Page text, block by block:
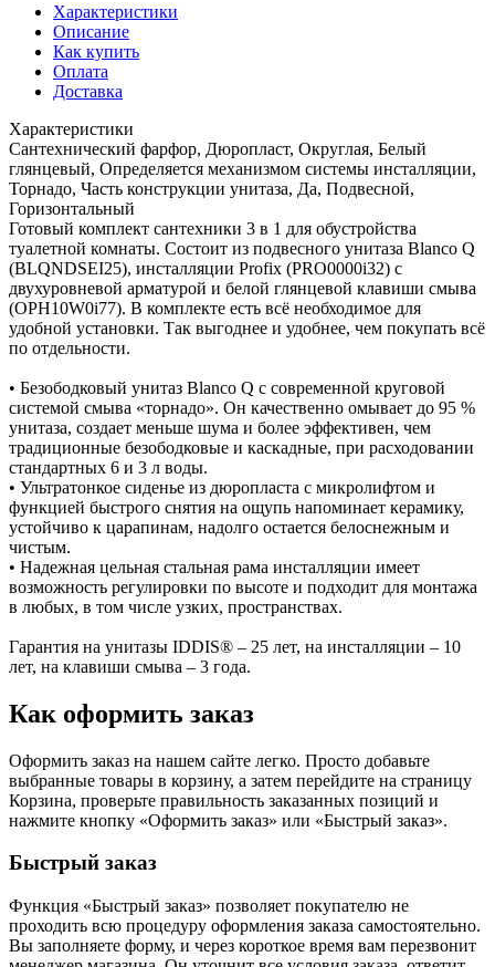
Характеристики
Описание
Как купить
Оплата
Доставка
Характеристики
Сантехнический фарфор, Дюропласт, Округлая, Белый
глянцевый, Определяется механизмом системы инсталляции,
Торнадо, Часть конструкции унитаза, Да, Подвесной,
Горизонтальный
Готовый комплект сантехники 3 в 1 для обустройства
туалетной комнаты. Состоит из подвесного унитаза Blanco Q
(BLQNDSEI25), инсталляции Profix (PRO0000i32) с
двухуровневой арматурой и белой глянцевой клавиши смыва
(OPH10W0i77). В комплекте есть всё необходимое для
удобной установки. Так выгоднее и удобнее, чем покупать всё
по отдельности.
• Безободковый унитаз Blanco Q с современной круговой
системой смыва «торнадо». Он качественно омывает до 95 %
унитаза, создает меньше шума и более эффективен, чем
традиционные безободковые и каскадные, при расходовании
стандартных 6 и 3 л воды.
• Ультратонкое сиденье из дюропласта с микролифтом и
функцией быстрого снятия на ощупь напоминает керамику,
устойчиво к царапинам, надолго остается белоснежным и
чистым.
• Надежная цельная стальная рама инсталляции имеет
возможность регулировки по высоте и подходит для монтажа
в любых, в том числе узких, пространствах.
Гарантия на унитазы IDDIS® – 25 лет, на инсталляции – 10
лет, на клавиши смыва – 3 года.
Как оформить заказ
Оформить заказ на нашем сайте легко. Просто добавьте
выбранные товары в корзину, а затем перейдите на страницу
Корзина, проверьте правильность заказанных позиций и
нажмите кнопку «Оформить заказ» или «Быстрый заказ».
Быстрый заказ
Функция «Быстрый заказ» позволяет покупателю не
проходить всю процедуру оформления заказа самостоятельно.
Вы заполняете форму, и через короткое время вам перезвонит